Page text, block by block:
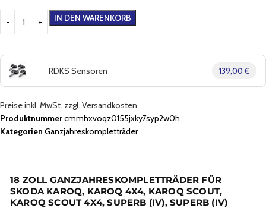
IN DEN WARENKORB
RDKS Sensoren 139,00 €
Preise inkl. MwSt. zzgl. Versandkosten
Produktnummercmmhxvoqz0155jxky7syp2w0h
Kategorien Ganzjahreskompletträder
18 ZOLL GANZJAHRESKOMPLETTRÄDER FÜR
SKODA KAROQ, KAROQ 4X4, KAROQ SCOUT,
KAROQ SCOUT 4X4, SUPERB (IV), SUPERB (IV)